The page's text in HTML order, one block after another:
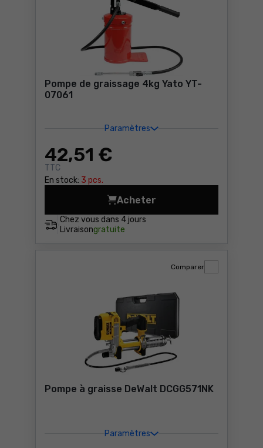
Pompe de graissage 4kg Yato YT-
07061
Paramètres
42,51 €
TTC
En stock: 3 pcs.
Chez vous dans 4 jours
Livraisongratuite
Acheter
Pompe de graissage 4kg
Pompe à graisse DeWalt DCGG571NK
Paramètres
Comparer